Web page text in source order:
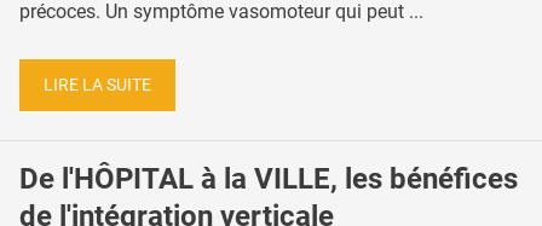
précoces. Un symptôme vasomoteur qui peut ...
LIRE LA SUITE
De l'HÔPITAL à la VILLE, les bénéfices
de l'intégration verticale